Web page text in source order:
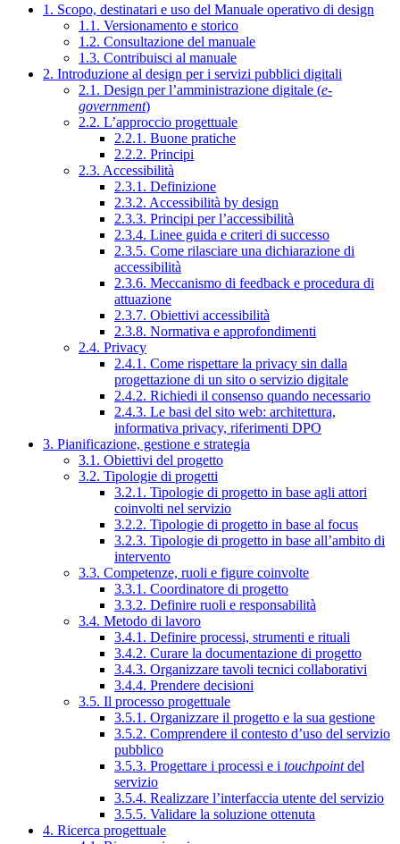
1. Scopo, destinatari e uso del Manuale operativo di design
1.1. Versionamento e storico
1.2. Consultazione del manuale
1.3. Contribuisci al manuale
2. Introduzione al design per i servizi pubblici digitali
2.1. Design per l’amministrazione digitale (e-
government)
2.2. L’approccio progettuale
2.2.1. Buone pratiche
2.2.2. Principi
2.3. Accessibilità
2.3.1. Definizione
2.3.2. Accessibilità by design
2.3.3. Principi per l’accessibilità
2.3.4. Linee guida e criteri di successo
2.3.5. Come rilasciare una dichiarazione di
accessibilità
2.3.6. Meccanismo di feedback e procedura di
attuazione
2.3.7. Obiettivi accessibilità
2.3.8. Normativa e approfondimenti
2.4. Privacy
2.4.1. Come rispettare la privacy sin dalla
progettazione di un sito o servizio digitale
2.4.2. Richiedi il consenso quando necessario
2.4.3. Le basi del sito web: architettura,
informativa privacy, riferimenti DPO
3. Pianificazione, gestione e strategia
3.1. Obiettivi del progetto
3.2. Tipologie di progetti
3.2.1. Tipologie di progetto in base agli attori
coinvolti nel servizio
3.2.2. Tipologie di progetto in base al focus
3.2.3. Tipologie di progetto in base all’ambito di
intervento
3.3. Competenze, ruoli e figure coinvolte
3.3.1. Coordinatore di progetto
3.3.2. Definire ruoli e responsabilità
3.4. Metodo di lavoro
3.4.1. Definire processi, strumenti e rituali
3.4.2. Curare la documentazione di progetto
3.4.3. Organizzare tavoli tecnici collaborativi
3.4.4. Prendere decisioni
3.5. Il processo progettuale
3.5.1. Organizzare il progetto e la sua gestione
3.5.2. Comprendere il contesto d’uso del servizio
pubblico
3.5.3. Progettare i processi e i touchpointdel
servizio
3.5.4. Realizzare l’interfaccia utente del servizio
3.5.5. Validare la soluzione ottenuta
4. Ricerca progettuale